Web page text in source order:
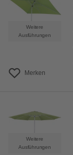
Weitere
Ausführungen
Merken
Weitere
Ausführungen